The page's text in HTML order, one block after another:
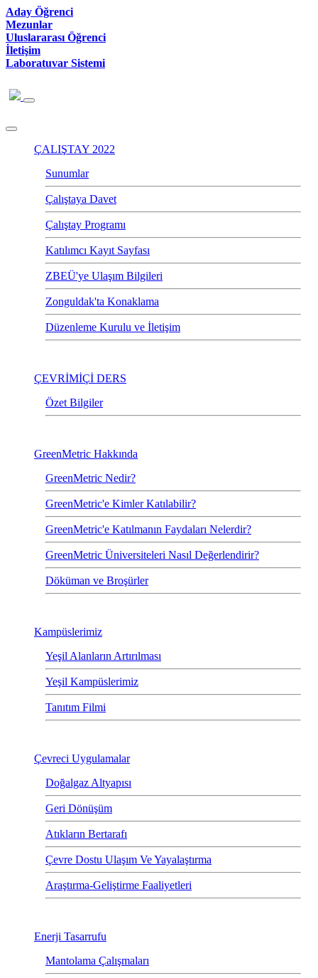
Aday Öğrenci
Mezunlar
Uluslararası Öğrenci
İletişim
Laboratuvar Sistemi
ÇALIŞTAY 2022
Sunumlar
Çalıştaya Davet
Çalıştay Programı
Katılımcı Kayıt Sayfası
ZBEÜ'ye Ulaşım Bilgileri
Zonguldak'ta Konaklama
Düzenleme Kurulu ve İletişim
ÇEVRİMİÇİ DERS
Özet Bilgiler
GreenMetric Hakkında
GreenMetric Nedir?
GreenMetric'e Kimler Katılabilir?
GreenMetric'e Katılmanın Faydaları Nelerdir?
GreenMetric Üniversiteleri Nasıl Değerlendirir?
Döküman ve Broşürler
Kampüslerimiz
Yeşil Alanların Artırılması
Yeşil Kampüslerimiz
Tanıtım Filmi
Çevreci Uygulamalar
Doğalgaz Altyapısı
Geri Dönüşüm
Atıkların Bertarafı
Çevre Dostu Ulaşım Ve Yayalaştırma
Araştırma-Geliştirme Faaliyetleri
Enerji Tasarrufu
Mantolama Çalışmaları